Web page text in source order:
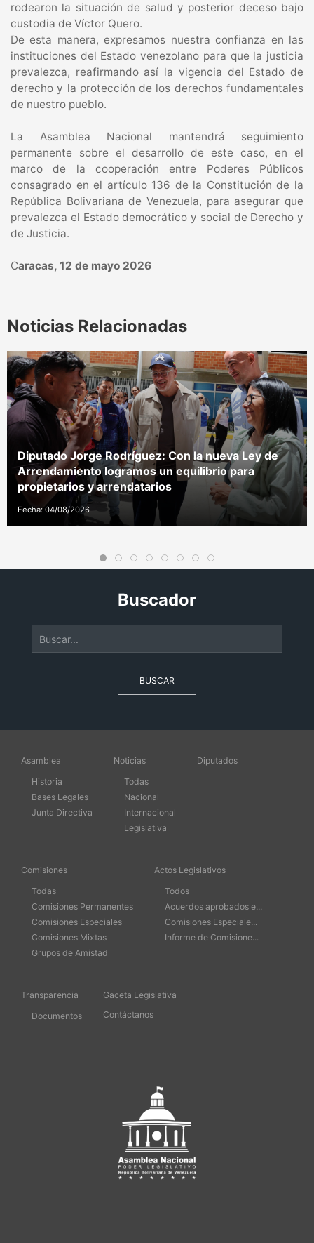
rodearon la situación de salud y posterior deceso bajo
custodia de Víctor Quero.
De esta manera, expresamos nuestra confianza en las
instituciones del Estado venezolano para que la justicia
prevalezca, reafirmando así la vigencia del Estado de
derecho y la protección de los derechos fundamentales
de nuestro pueblo.
La Asamblea Nacional mantendrá seguimiento
permanente sobre el desarrollo de este caso, en el
marco de la cooperación entre Poderes Públicos
consagrado en el artículo 136 de la Constitución de la
República Bolivariana de Venezuela, para asegurar que
prevalezca el Estado democrático y social de Derecho y
de Justicia.
Caracas, 12 de mayo 2026
Noticias Relacionadas
Diputado Jorge Rodríguez: Con la nueva Ley de
Arrendamiento logramos un equilibrio para
propietarios y arrendatarios
Fecha: 04/08/2026
Buscador
BUSCAR
Asamblea
Historia
Bases Legales
Junta Directiva
Noticias
Todas
Nacional
Internacional
Legislativa
Diputados
Comisiones
Todas
Comisiones Permanentes
Comisiones Especiales
Comisiones Mixtas
Grupos de Amistad
Actos Legislativos
Todos
Acuerdos aprobados e...
Comisiones Especiale...
Informe de Comisione...
Transparencia
Documentos
Gaceta Legislativa
Contáctanos